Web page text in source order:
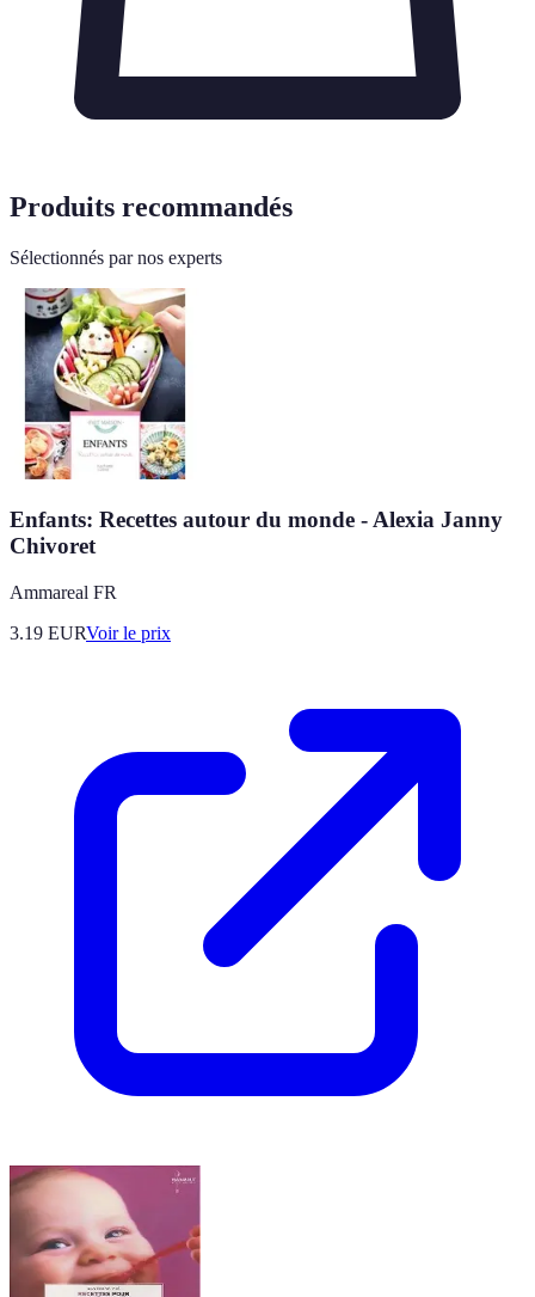
Produits recommandés
Sélectionnés par nos experts
Enfants: Recettes autour du monde - Alexia Janny
Chivoret
Ammareal FR
3.19 EURVoir le prix